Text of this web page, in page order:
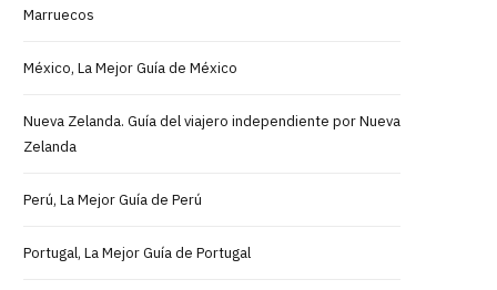
Marruecos
México, La Mejor Guía de México
Nueva Zelanda. Guía del viajero independiente por Nueva
Zelanda
Perú, La Mejor Guía de Perú
Portugal, La Mejor Guía de Portugal